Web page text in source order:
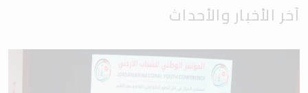
آخر الأخبار والأحداث